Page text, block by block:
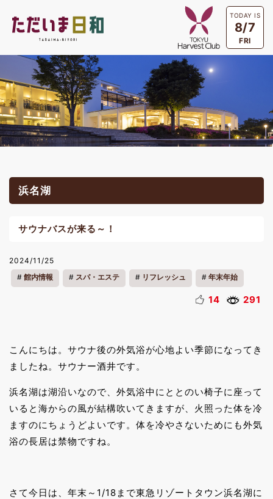
TODAY IS
8/7
FRI
浜名湖
サウナバスが来る～！
2024/11/25
館内情報
スパ・エステ リフレッシュ 年末年始
14 291
こんにちは。サウナ後の外気浴が心地よい季節になってき
ましたね。サウナー酒井です。
浜名湖は湖沿いなので、外気浴中にととのい椅子に座って
いると海からの風が結構吹いてきますが、火照った体を冷
ますのにちょうどよいです。体を冷やさないためにも外気
浴の長居は禁物ですね。
さて今日は、年末～1/18まで東急リゾートタウン浜名湖に